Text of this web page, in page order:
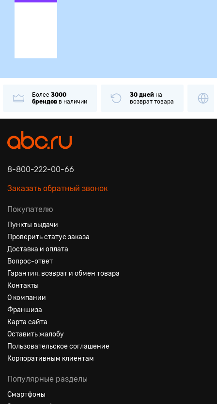
Более 3000
брендов в наличии
30 дней на
возврат товара
8-800-222-00-66
Заказать обратный звонок
Покупателю
Пункты выдачи
Проверить статус заказа
Доставка и оплата
Вопрос-ответ
Гарантия, возврат и обмен товара
Контакты
О компании
Франшиза
Карта сайта
Оставить жалобу
Пользовательское соглашение
Корпоративным клиентам
Популярные разделы
Смартфоны